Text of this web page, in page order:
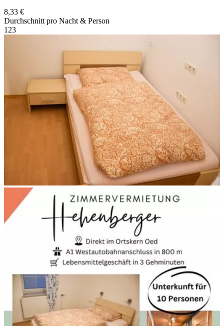
8,33 €
Durchschnitt pro Nacht & Person
1 23